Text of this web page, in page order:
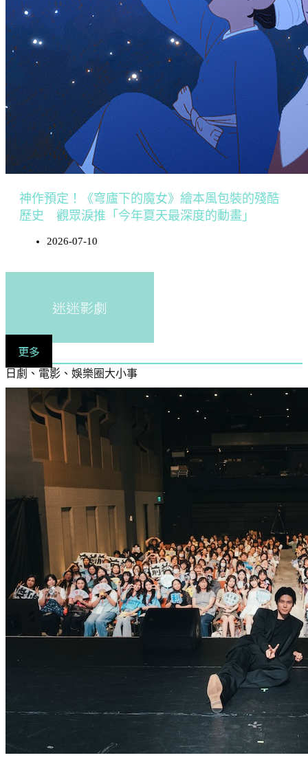
神作預定！《穹廬下的魔女》繪本風包裝的殘酷
歷史 觀眾淚推「今年夏天最深度的動畫」
2026-07-10
迷迷影劇
更多
日劇、電影、娛樂圈大小事